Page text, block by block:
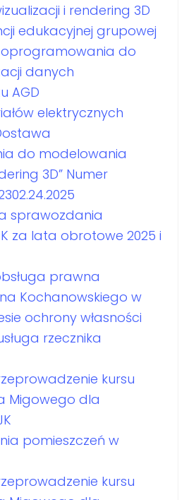
i rendering 3D
edukacyjnej grupowej
oprogramowania do
danych
AGD
elektrycznych
do modelowania
3D” Numer
sprawozdania
za lata obrotowe 2025 i
prawna
Kochanowskiego w
ochrony własności
rzecznika
kursu
Migowego dla
pomieszczeń w
kursu